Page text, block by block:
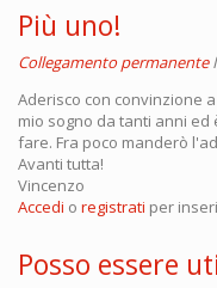
Più uno!
Collegamento permanente
Aderisco con convinzione
mio sogno da tanti anni
fare. Fra poco manderò
Avanti tutta!
Vincenzo
Accedi o registrati per
Posso essere